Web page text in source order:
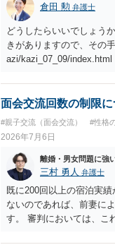
倉田 勲 弁護士
どうしたらいいでしょう
きがありますので、その
azi/kazi_07_09/index.html
面会交流回数の制限に
#親子交流（面会交流） #性格
2026年7月6日
離婚・男女問題に強
三村 勇人 弁護士
既に200回以上の宿泊実
ないのであれば、前妻に
す。 審判においては、こ